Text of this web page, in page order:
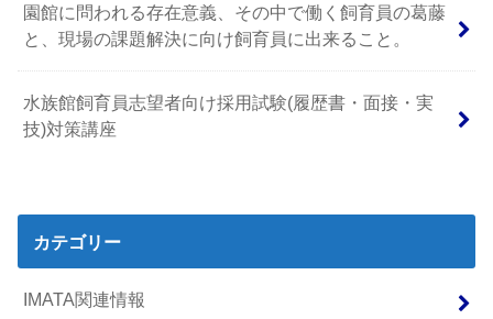
園館に問われる存在意義、その中で働く飼育員の葛藤
と、現場の課題解決に向け飼育員に出来ること。
水族館飼育員志望者向け採用試験(履歴書・面接・実
技)対策講座
カテゴリー
IMATA関連情報